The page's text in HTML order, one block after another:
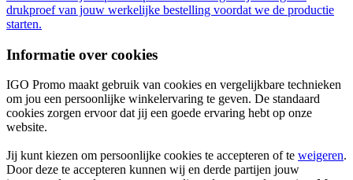
drukproef van jouw werkelijke bestelling voordat we de productie
starten.
Informatie over cookies
IGO Promo maakt gebruik van cookies en vergelijkbare technieken
om jou een persoonlijke winkelervaring te geven. De standaard
cookies zorgen ervoor dat jij een goede ervaring hebt op onze
website.
Jij kunt kiezen om persoonlijke cookies te accepteren of te weigeren.
Door deze te accepteren kunnen wij en derde partijen jouw